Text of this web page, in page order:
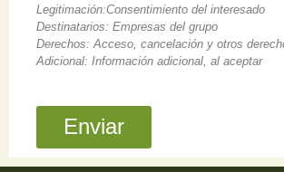
Legitimación:Consentimiento del interesado
Destinatarios: Empresas del grupo
Derechos: Acceso, cancelación y otros
Adicional: Información adicional, al aceptar
Enviar